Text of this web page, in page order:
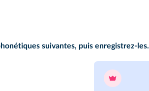
suivantes, puis enregistrez-les.